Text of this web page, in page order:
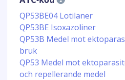
QP53BE04 Lotilaner
QP53BE Isoxazoliner
QP53B Medel mot
bruk
QP53 Medel mot
och repellerande medel